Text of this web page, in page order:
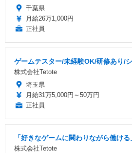
千葉県
月給26万1,000円
正社員
ゲームテスター/未経験OK/研修あり/
株式会社Tetote
埼玉県
月給31万5,000円～50万円
正社員
「好きなゲームに関わりながら働け
株式会社Tetote